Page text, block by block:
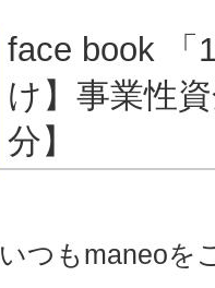
face book 「
け】事業性
分】
いつもmaneoを